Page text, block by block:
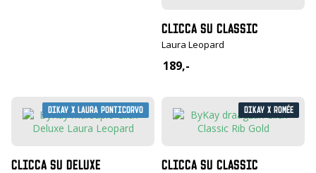
CLICCA SU CLASSIC
Laura Leopard
189,-
DiKay X Laura Ponticorvo
CLICCA SU DELUXE
DiKay X Romée
CLICCA SU CLASSIC